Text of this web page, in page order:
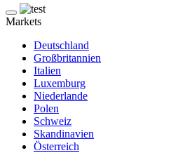
Markets
Deutschland
Großbritannien
Italien
Luxemburg
Niederlande
Polen
Schweiz
Skandinavien
Österreich